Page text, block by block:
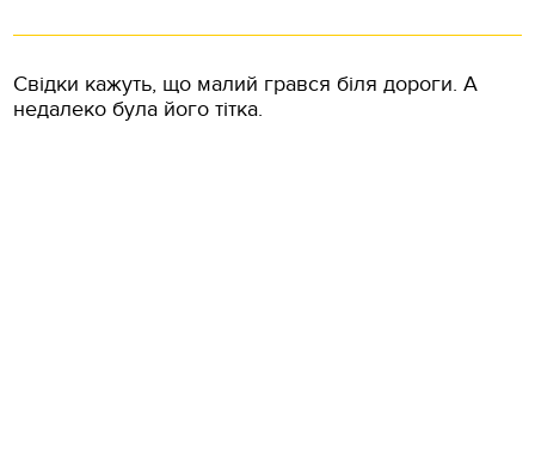
Свідки кажуть, що малий грався біля дороги. А
недалеко була його тітка.